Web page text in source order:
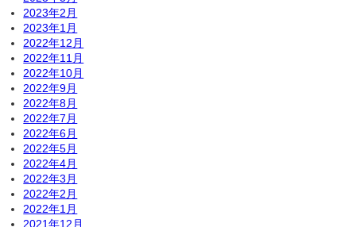
2023年2月
2023年1月
2022年12月
2022年11月
2022年10月
2022年9月
2022年8月
2022年7月
2022年6月
2022年5月
2022年4月
2022年3月
2022年2月
2022年1月
2021年12月